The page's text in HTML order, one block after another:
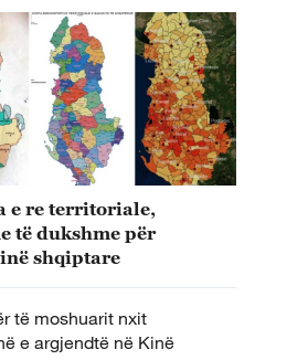
e re territoriale,
të dukshme për
shqiptare
të moshuarit nxit
e argjendtë në Kinë